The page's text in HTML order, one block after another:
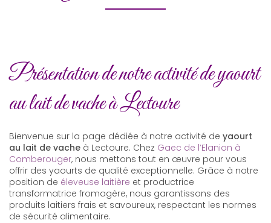
Présentation de notre activité de yaourt
au lait de vache à Lectoure
Bienvenue sur la page dédiée à notre activité de yaourt
au lait de vache à Lectoure. Chez Gaec de l’Elanion à
Comberouger, nous mettons tout en œuvre pour vous
offrir des yaourts de qualité exceptionnelle. Grâce à notre
position de éleveuse laitière et productrice
transformatrice fromagère, nous garantissons des
produits laitiers frais et savoureux, respectant les normes
de sécurité alimentaire.